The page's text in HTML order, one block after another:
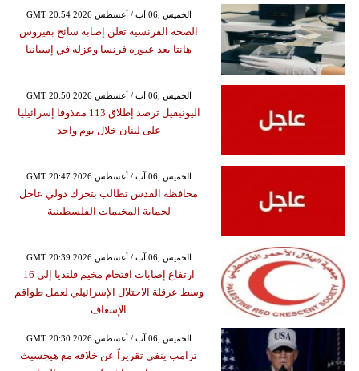
GMT 20:54 2026 الخميس ,06 آب / أغسطس
الصحة الفرنسية تعلن إصابة سائح بفيروس
هانتا بعد عبوره فرنسا وعزله في إسبانيا
GMT 20:50 2026 الخميس ,06 آب / أغسطس
اليونيفيل ترصد إطلاق 113 مقذوفا إسرائيليا
على لبنان خلال يوم واحد
GMT 20:47 2026 الخميس ,06 آب / أغسطس
محافظة القدس تطالب بتحرك دولي عاجل
لحماية المخيمات الفلسطينية
GMT 20:39 2026 الخميس ,06 آب / أغسطس
ارتفاع إصابات اقتحام مخيم قلنديا إلى 16
وسط عرقلة الاحتلال الإسرائيلي لعمل طواقم
الإسعاف
GMT 20:30 2026 الخميس ,06 آب / أغسطس
ترامب ينفي تقريراً عن خلافه مع هيجسيث